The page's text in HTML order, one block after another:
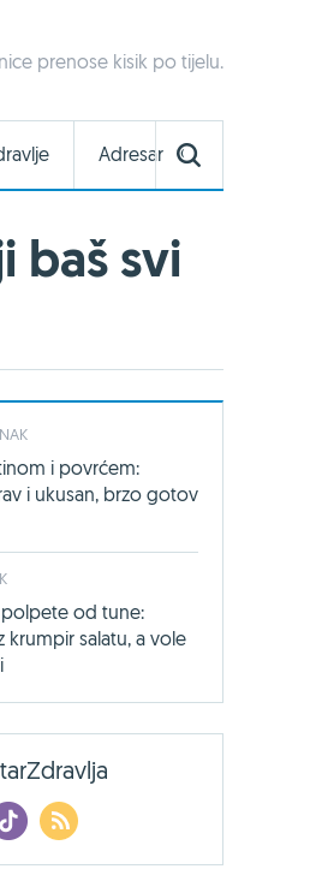
prenose kisik po tijelu.
Adresar
baš svi
i povrćem:
i ukusan, brzo gotov
od tune:
krumpir salatu, a vole